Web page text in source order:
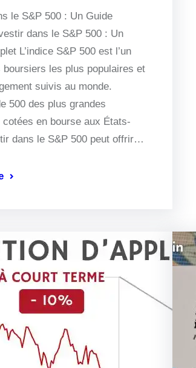
le S&P 500 : Un Guide
dans le S&P 500 : Un
L’indice S&P 500 est l’un
boursiers les plus populaires et
suivis au monde.
500 des plus grandes
en bourse aux États-
dans le S&P 500 peut offrir…